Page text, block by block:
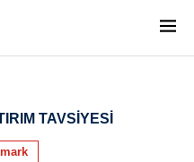
TAVSIYESI